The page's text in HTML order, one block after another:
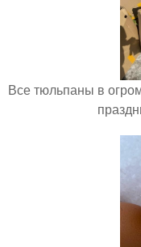
Все тюльпаны в